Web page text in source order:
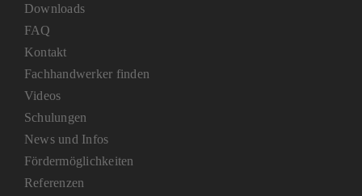
Downloads
FAQ
Kontakt
Fachhandwerker finden
Videos
Schulungen
News und Infos
Fördermöglichkeiten
Referenzen